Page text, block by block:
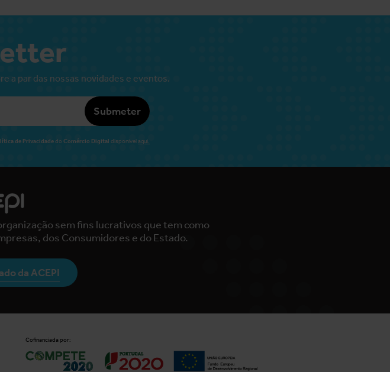
a par das nossas novidades e eventos.
Submeter
de Privacidadedo Comércio Digital disponívelaqui.
sem fins lucrativos que tem como
dos Consumidores e do Estado.
da ACEPI
Cofinanciada por: